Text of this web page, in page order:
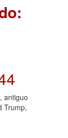
antiguo
Trump,